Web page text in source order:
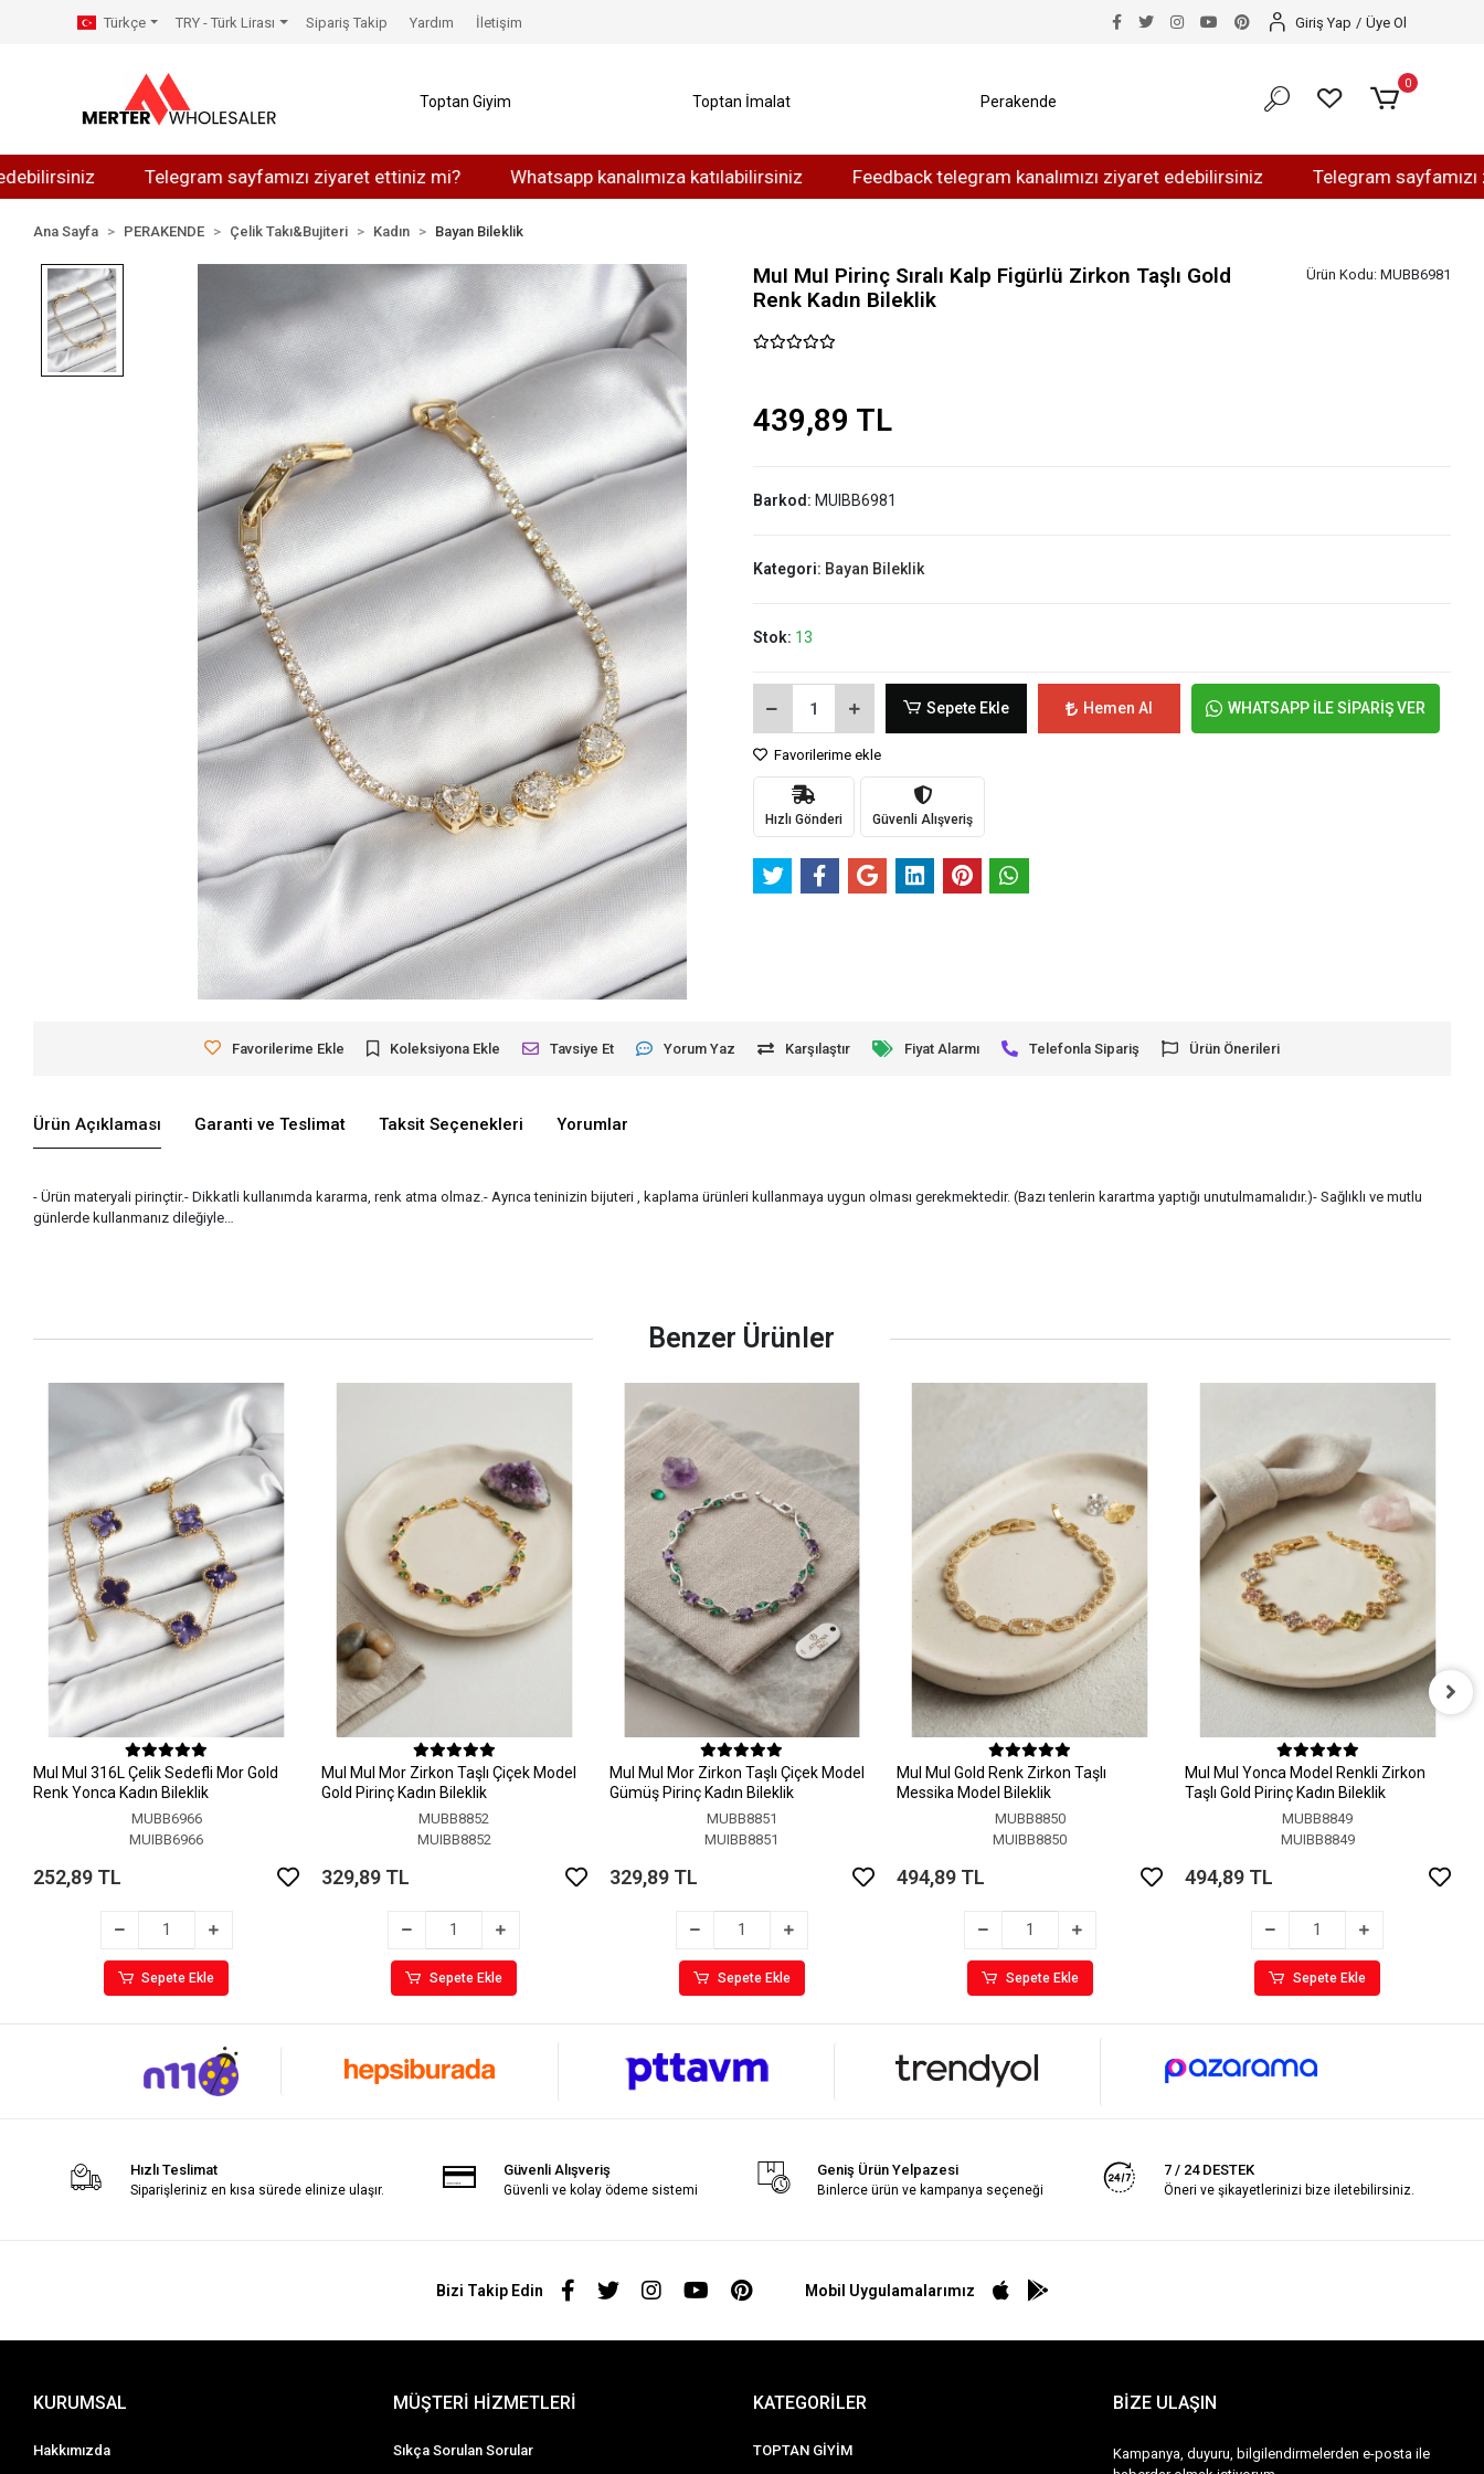
Telegram sayfamızı ziyaret ettiniz mi? Whatsapp kanalımıza katılabilirsiniz Feedback telegram kanalımızı ziyaret edebilirsiniz Telegram sayfamızı
Türkçe TRY - Türk Lirası Sipariş Takip Yardım İletişim Giriş Yap / Üye Ol
Toptan Giyim Toptan İmalat Perakende
0
Ana Sayfa PERAKENDE Çelik Takı&Bujiteri Kadın Bayan Bileklik
MuI MuI Pirinç Sıralı Kalp Figürlü Zirkon Taşlı Gold
Renk Kadın Bileklik
Ürün Kodu: MUBB6981
439,89 TL
Barkod: MUIBB6981
Kategori: Bayan Bileklik
Stok: 13
Sepete Ekle Hemen Al WHATSAPP İLE SİPARİŞ VER
Favorilerime ekle
Hızlı Gönderi Güvenli Alışveriş
Favorilerime Ekle Koleksiyona Ekle Tavsiye Et Yorum Yaz Karşılaştır Fiyat Alarmı Telefonla Sipariş Ürün Önerileri
Ürün Açıklaması Garanti ve Teslimat Taksit Seçenekleri Yorumlar
- Ürün materyali pirinçtir.- Dikkatli kullanımda kararma, renk atma olmaz.- Ayrıca teninizin bijuteri , kaplama ürünleri kullanmaya uygun olması gerekmektedir. (Bazı tenlerin karartma yaptığı unutulmamalıdır.)- Sağlıklı ve mutlu
günlerde kullanmanız dileğiyle…
Benzer Ürünler
MuI MuI 316L Çelik Sedefli Mor Gold
Renk Yonca Kadın Bileklik
MUBB6966
MUIBB6966
252,89 TL
Sepete Ekle
MuI MuI Mor Zirkon Taşlı Çiçek Model
Gold Pirinç Kadın Bileklik
MUBB8852
MUIBB8852
329,89 TL
Sepete Ekle
MuI MuI Mor Zirkon Taşlı Çiçek Model
Gümüş Pirinç Kadın Bileklik
MUBB8851
MUIBB8851
329,89 TL
Sepete Ekle
MuI MuI Gold Renk Zirkon Taşlı
Messika Model Bileklik
MUBB8850
MUIBB8850
494,89 TL
Sepete Ekle
MuI MuI Yonca Model Renkli Zirkon
Taşlı Gold Pirinç Kadın Bileklik
MUBB8849
MUIBB8849
494,89 TL
Sepete Ekle
Hızlı Teslimat
Siparişleriniz en kısa sürede elinize ulaşır.
Güvenli Alışveriş
Güvenli ve kolay ödeme sistemi
Geniş Ürün Yelpazesi
Binlerce ürün ve kampanya seçeneği
7 / 24 DESTEK
Öneri ve şikayetlerinizi bize iletebilirsiniz.
Bizi Takip Edin Mobil Uygulamalarımız
KURUMSAL
Hakkımızda
MÜŞTERİ HİZMETLERİ
Sıkça Sorulan Sorular
KATEGORİLER
TOPTAN GİYİM
BİZE ULAŞIN
Kampanya, duyuru, bilgilendirmelerden e-posta ile